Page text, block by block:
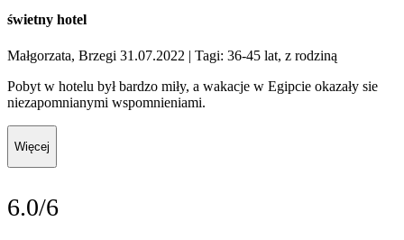
świetny hotel
Małgorzata, Brzegi 31.07.2022 | Tagi: 36-45 lat, z rodziną
Pobyt w hotelu był bardzo miły, a wakacje w Egipcie okazały sie
niezapomnianymi wspomnieniami.
Więcej
6.0/6